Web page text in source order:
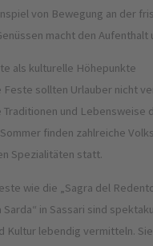
von Bewegung an der
macht den Aufenthalt
als kulturelle Höhepunkte
Feste sollten Urlauber nicht
Traditionen und Lebensweise
finden zahlreiche
Spezialitäten statt.
wie die „Sagra del
Sarda“ in Sassari sind
Kultur lebendig vermitteln.